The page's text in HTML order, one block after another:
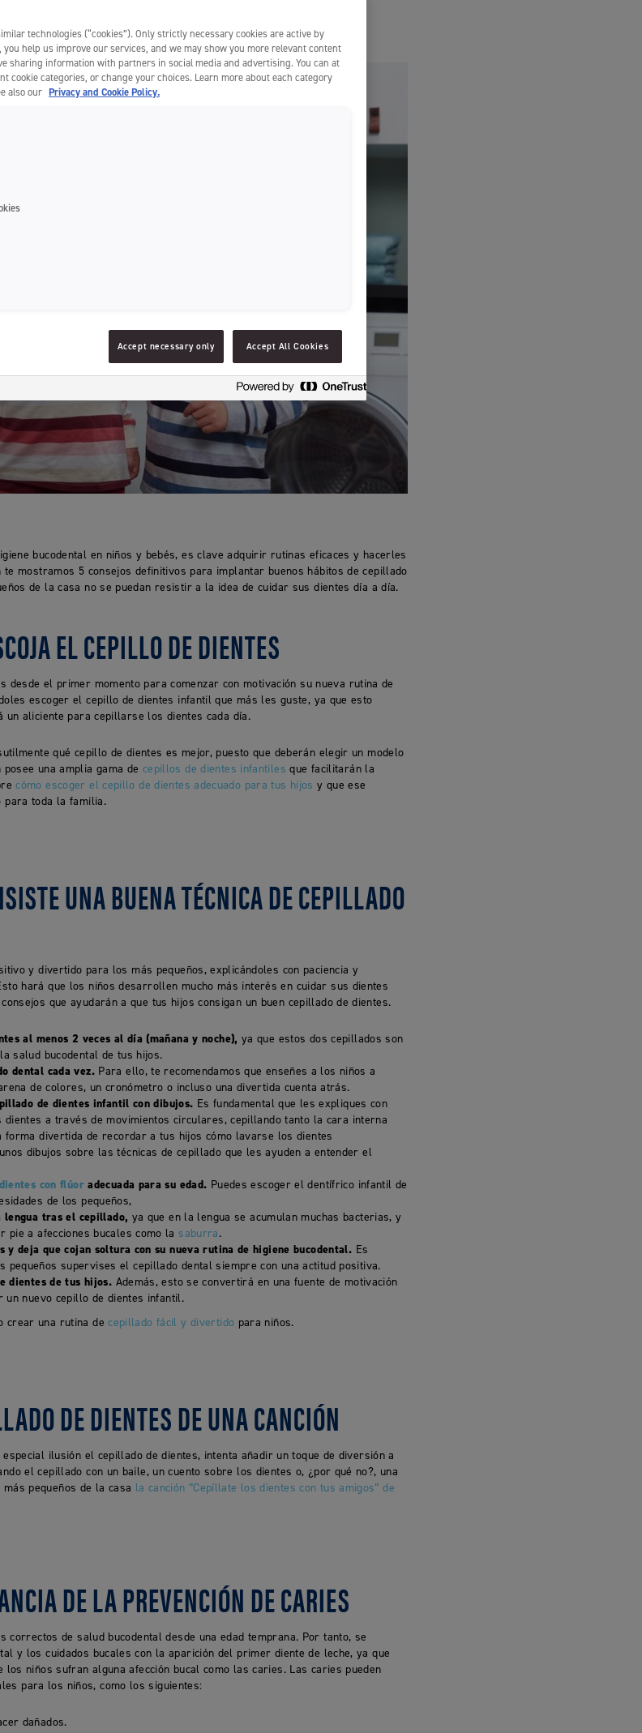
bucodental en niños y bebés, es clave adquirir rutinas eficaces y hacerles
mostramos 5 consejos definitivos para implantar buenos hábitos de cepillado
de la casa no se puedan resistir a la idea de cuidar sus dientes día a día.
EL CEPILLO DE DIENTES
desde el primer momento para comenzar con motivación su nueva rutina de
escoger el cepillo de dientes infantil que más les guste, ya que esto
aliciente para cepillarse los dientes cada día.
qué cepillo de dientes es mejor, puesto que deberán elegir un modelo
una amplia gama de cepillos de dientes infantiles que facilitarán la
cómo escoger el cepillo de dientes adecuado para tus hijos y que ese
para toda la familia.
UNA BUENA TÉCNICA DE CEPILLADO
y divertido para los más pequeños, explicándoles con paciencia y
hará que los niños desarrollen mucho más interés en cuidar sus dientes
que ayudarán a que tus hijos consigan un buen cepillado de dientes.
al menos 2 veces al día (mañana y noche),ya que estos dos cepillados son
salud bucodental de tus hijos.
dental cada vez.Para ello, te recomendamos que enseñes a los niños a
de colores, un cronómetro o incluso una divertida cuenta atrás.
de dientes infantil con dibujos. Es fundamental que les expliques con
a través de movimientos circulares, cepillando tanto la cara interna
forma divertida de recordar a tus hijos cómo lavarse los dientes
dibujos sobre las técnicas de cepillado que les ayuden a entender el
con flúoradecuada para su edad. Puedes escoger el dentífrico infantil de
de los pequeños,
lengua tras el cepillado, ya que en la lengua se acumulan muchas bacterias, y
pie a afecciones bucales como la saburra.
y deja que cojan soltura con su nueva rutina de higiene bucodental. Es
pequeños supervises el cepillado dental siempre con una actitud positiva.
dientes de tus hijos. Además, esto se convertirá en una fuente de motivación
nuevo cepillo de dientes infantil.
crear una rutina decepillado fácil y divertido para niños.
DE DIENTES DE UNA CANCIÓN
ilusión el cepillado de dientes, intenta añadir un toque de diversión a
el cepillado con un baile, un cuento sobre los dientes o, ¿por qué no?, una
pequeños de la casa la canción “Cepíllate los dientes con tus amigos” de
DE LA PREVENCIÓN DE CARIES
correctos de salud bucodental desde una edad temprana. Por tanto, se
y los cuidados bucales con la aparición del primer diente de leche, ya que
niños sufran alguna afección bucal como las caries. Las caries pueden
para los niños, como los siguientes:
dañados.
technologies (“cookies”). Only strictly necessary cookies are active by
help us improve our services, and we may show you more relevant content
sharing information with partners in social media and advertising. You can at
cookie categories, or change your choices. Learn more about each category
also our Privacy and Cookie Policy.
Accept necessary only Accept All Cookies